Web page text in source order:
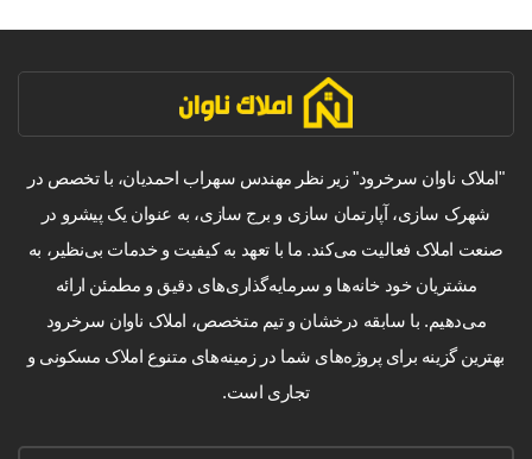
"املاک ناوان سرخرود" زیر نظر مهندس سهراب احمدیان، با تخصص در
شهرک سازی، آپارتمان سازی و برج سازی، به عنوان یک پیشرو در
صنعت املاک فعالیت می‌کند. ما با تعهد به کیفیت و خدمات بی‌نظیر، به
مشتریان خود خانه‌ها و سرمایه‌گذاری‌های دقیق و مطمئن ارائه
می‌دهیم. با سابقه درخشان و تیم متخصص، املاک ناوان سرخرود
بهترین گزینه برای پروژه‌های شما در زمینه‌های متنوع املاک مسکونی و
تجاری است.